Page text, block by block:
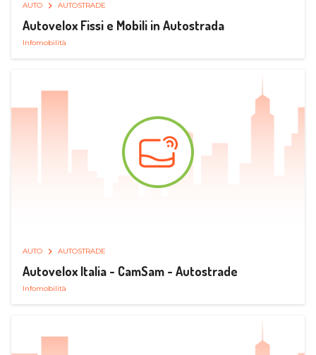
AUTO AUTOSTRADE
Autovelox Fissi e Mobili in Autostrada
Infomobilità
AUTO AUTOSTRADE
Autovelox Italia - CamSam - Autostrade
Infomobilità